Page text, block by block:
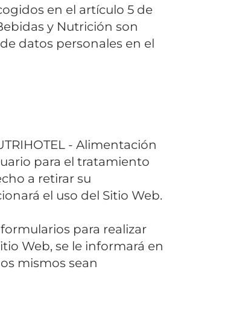
en el artículo 5 de
y Nutrición son
datos personales en el
- Alimentación
para el tratamiento
a retirar su
el uso del Sitio Web.
para realizar
Web, se le informará en
mismos sean